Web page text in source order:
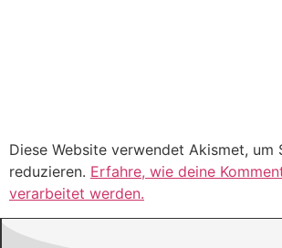
Diese Website verwendet Akismet, um
reduzieren. Erfahre, wie deine
verarbeitet werden.